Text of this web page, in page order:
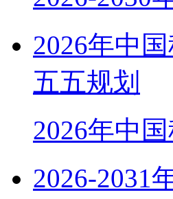
2026年中
五五规划
2026年中
2026-2031